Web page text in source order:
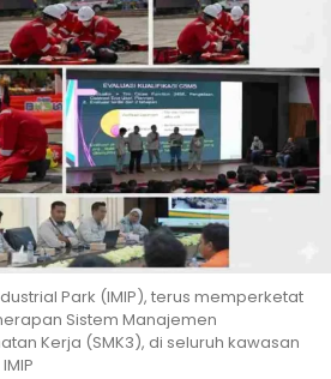
Park (IMIP), terus memperketat
Sistem Manajemen
Kerja (SMK3), di seluruh kawasan